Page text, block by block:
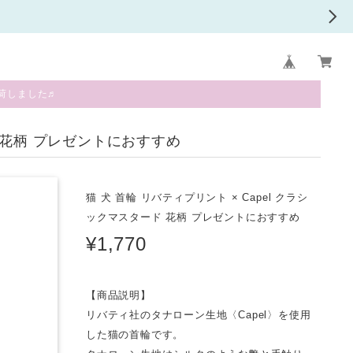
しました♬
柄 プレゼントにおすすめ
猫 犬 首輪 リバティプリント × Capel クラシ
ックマスタード 花柄 プレゼントにおすすめ
¥1,770
【商品説明】
リバティ社のタナローン生地〈Capel〉を使用
した猫の首輪です。